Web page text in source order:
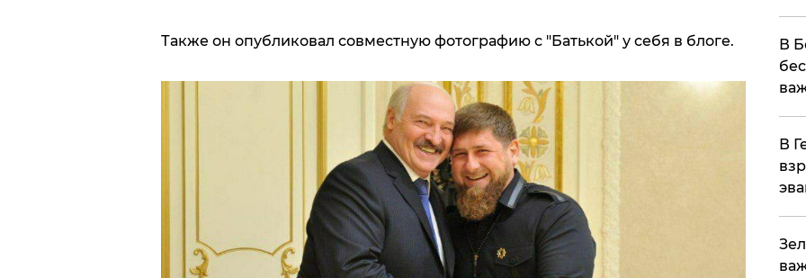
Также он опубликовал совместную фотографию с "Батькой" у себя в блоге.
В
В